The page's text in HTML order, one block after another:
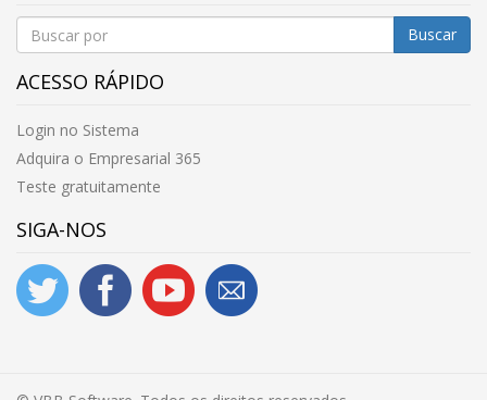
Buscar
ACESSO RÁPIDO
Login no Sistema
Adquira o Empresarial 365
Teste gratuitamente
SIGA-NOS